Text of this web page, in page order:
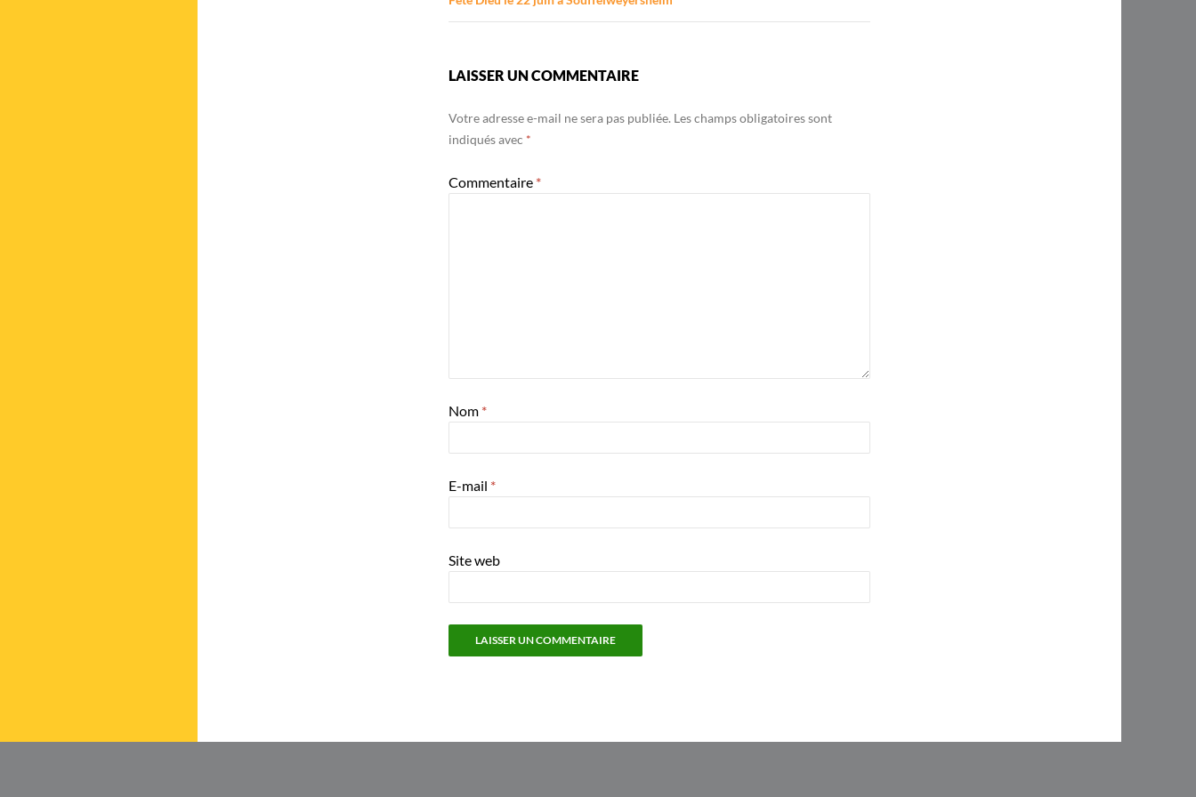
LAISSER UN COMMENTAIRE
Votre adresse e-mail ne sera pas publiée. Les champs obligatoires sont
indiqués avec *
Commentaire *
Nom *
E-mail *
Site web